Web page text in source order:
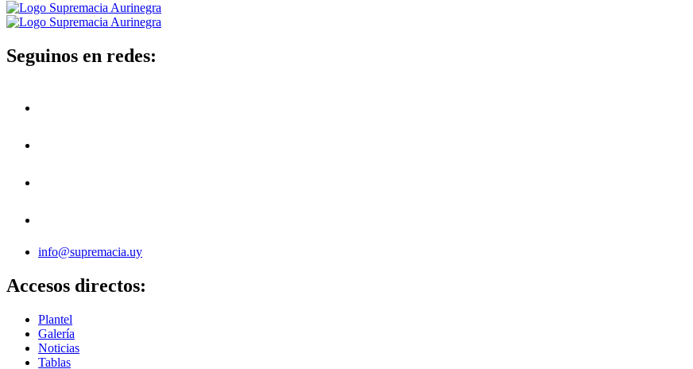
Seguinos en redes:
info@supremacia.uy
Accesos directos:
Plantel
Galería
Noticias
Tablas